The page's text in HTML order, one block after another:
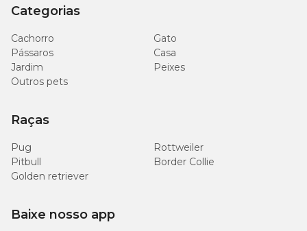
existem medicações realmente adequadas e
fabricadas especialmente com a finalidade de ajudar
o seu pet!
Consulte os remédios disponíveis e, com o auxílio de
um veterinário, encontre a melhor alternativa para o
Onde comprar remédio para alergia de pele
Aqui na Cobasi, você encontra os melhores
Trabalhamos com as melhores marcas e fabricantes,
Categorias
Cachorro
Gato
Pássaros
Casa
Jardim
Peixes
Outros pets
Raças
Pug
Rottweiler
Pitbull
Border Collie
Golden retriever
Baixe nosso app